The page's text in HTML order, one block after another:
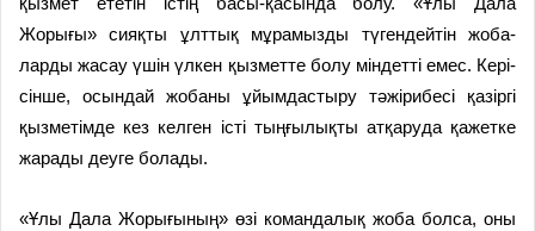
Жорығы» сияқты ұлттық мұрамызды түгендейтін жоба­
ларды жасау үшін үлкен қыз­метте болу міндетті емес. Кері­
сін­ше, осындай жобаны ұйымдастыру тәжірибесі қазіргі
қызметімде кез келген істі тыңғылықты атқаруда қажетке
жарады деуге болады.
«Ұлы Дала Жорығының» өзі командалық жоба болса, оны